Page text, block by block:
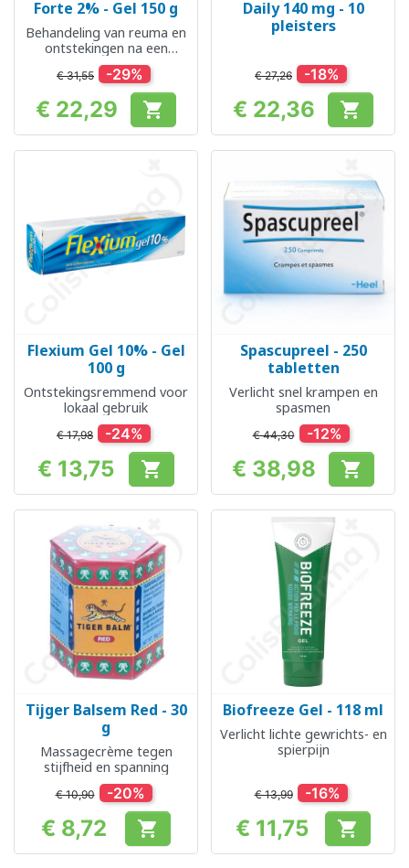
Forte 2% - Gel 150 g
Behandeling van reuma en
ontstekingen na een
blessure
€ 31,55 -29%
Prijs
€ 22,29 
Daily 140 mg - 10
pleisters
€ 27,26 -18%
Prijs
€ 22,36 
Flexium Gel 10% - Gel
100 g
Ontstekingsremmend voor
lokaal gebruik
€ 17,98 -24%
Prijs
€ 13,75 
Spascupreel - 250
tabletten
Verlicht snel krampen en
spasmen
€ 44,30 -12%
Prijs
€ 38,98 
Tijger Balsem Red - 30
g
Massagecrème tegen
stijfheid en spanning
€ 10,90 -20%
Prijs
€ 8,72 
Biofreeze Gel - 118 ml
Verlicht lichte gewrichts- en
spierpijn
€ 13,99 -16%
Prijs
€ 11,75 